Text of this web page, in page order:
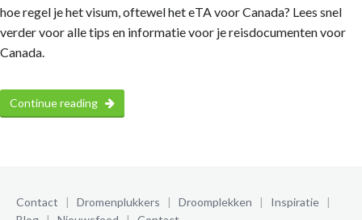
hoe regel je het visum, oftewel het eTA voor Canada? Lees snel
verder voor alle tips en informatie voor je reisdocumenten voor
Canada.
Continue reading
Contact | Dromenplukkers | Droomplekken | Inspiratie |